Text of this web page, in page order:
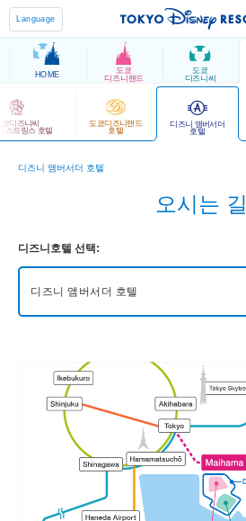
Language
HOME
도쿄
디즈니랜드
도쿄
디즈니씨
쿄디즈니씨
스프링스 호텔
도쿄디즈니랜드
호텔
디즈니 앰버서더
호텔
디즈니 앰버서더 호텔
오시는 길
디즈니호텔 선택:
디즈니 앰버서더 호텔
도쿄디즈니랜드 호텔
디즈니 앰버서더 호텔
도쿄디즈니씨 호텔 미라코스타